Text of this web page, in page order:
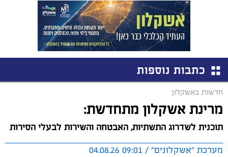
כתבות נוספות
חדשות באשקלון
מרינת אשקלון מתחדשת:
תוכנית לשדרוג התשתיות, האבטחה והשירות לבעלי הסירות
מערכת "אשקלונים" / 09:01 04.08.26